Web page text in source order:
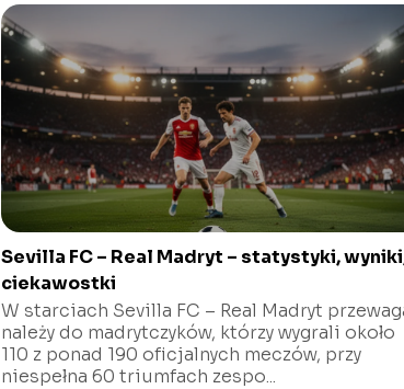
Sevilla FC – Real Madryt – statystyki,
ciekawostki
W starciach Sevilla FC – Real Madryt
należy do madrytczyków, którzy wygrali około
110 z ponad 190 oficjalnych meczów, przy
niespełna 60 triumfach zespo...